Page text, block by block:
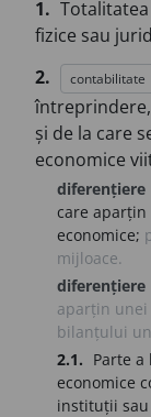
1.
fizice sau
2.
contabilitate
și de la care
economice
diferențiere
care
economice;
mijloace.
diferențiere
aparțin
bilanțului
2.1. Parte
economice
instituții sau